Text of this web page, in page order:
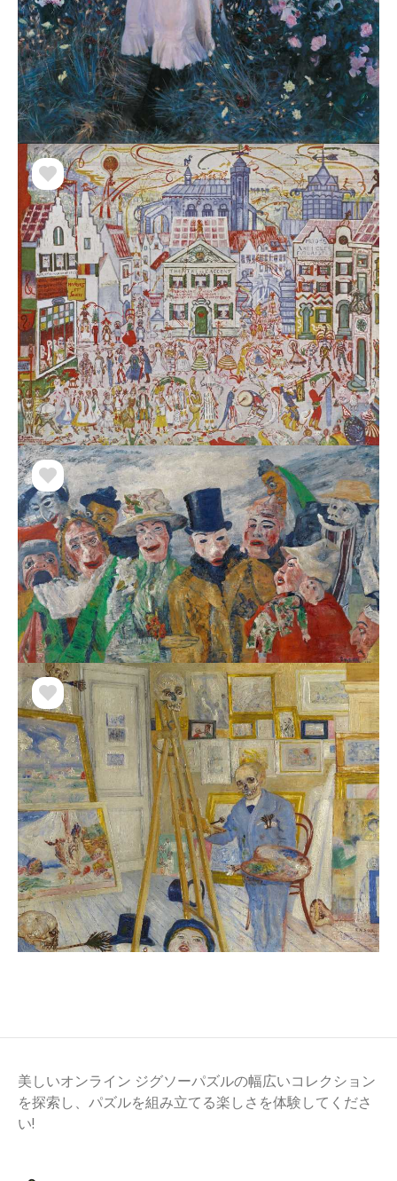
美しいオンライン ジグソーパズルの幅広いコレクション
を探索し、パズルを組み立てる楽しさを体験してくださ
い!